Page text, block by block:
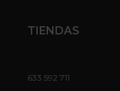
TIENDAS
633 592 711